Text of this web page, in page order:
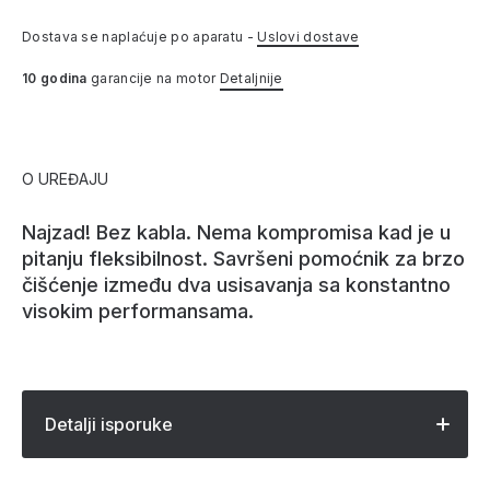
Dostava se naplaćuje po aparatu -Uslovi dostave
10 godina garancije na motor Detaljnije
O UREĐAJU
Najzad! Bez kabla. Nema kompromisa kad je u
pitanju fleksibilnost. Savršeni pomoćnik za brzo
čišćenje između dva usisavanja sa konstantno
visokim performansama.
Detalji isporuke